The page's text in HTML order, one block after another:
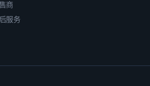
商
服务